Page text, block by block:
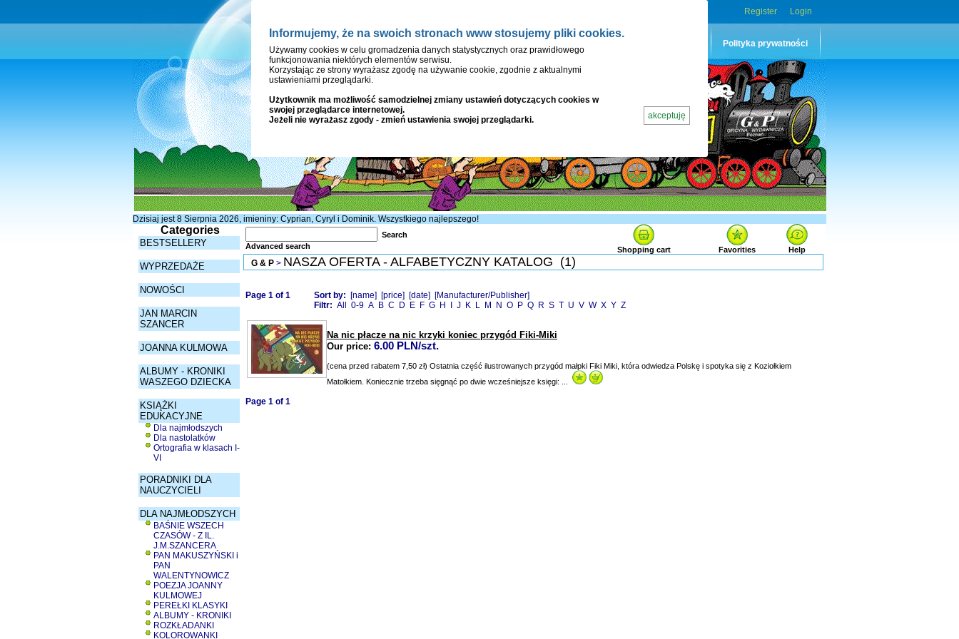
Register Login
Polityka prywatności
Dzisiaj jest 8 Sierpnia 2026, imieniny: Cyprian, Cyryl i Dominik. Wszystkiego najlepszego!
Categories
BESTSELLERY
WYPRZEDAŻE
NOWOŚCI
JAN MARCIN
SZANCER
JOANNA KULMOWA
ALBUMY - KRONIKI
WASZEGO DZIECKA
KSIĄŻKI
EDUKACYJNE
Dla najmłodszych
Dla nastolatków
Ortografia w klasach I-
VI
PORADNIKI DLA
NAUCZYCIELI
DLA NAJMŁODSZYCH
BAŚNIE WSZECH
CZASÓW - Z IL.
J.M.SZANCERA
PAN MAKUSZYŃSKI i
PAN
WALENTYNOWICZ
POEZJA JOANNY
KULMOWEJ
PEREŁKI KLASYKI
ALBUMY - KRONIKI
ROZKŁADANKI
KOLOROWANKI
Search
Advanced search
Shopping cart Favorities Help
G & P > NASZA OFERTA - ALFABETYCZNY KATALOG (1)
Page 1 of 1 Sort by: [name] [price] [date] [Manufacturer/Publisher]
Filtr: All 0-9 A B C D E F G H J K L M N O P Q R S T U V W X Y Z
Na nic płacze na nic krzyki koniec przygód Fiki-Miki
Our price: 6.00 PLN/szt.
(cena przed rabatem 7,50 zł) Ostatnia część ilustrowanych przygód małpki Fiki Miki, która odwiedza Polskę i spotyka się z Koziołkiem
Matołkiem. Koniecznie trzeba sięgnąć po dwie wcześniejsze księgi: ...
Page 1 of 1
Informujemy, że na swoich stronach www stosujemy pliki cookies.
akceptuję
Używamy cookies w celu gromadzenia danych statystycznych oraz prawidłowego
funkcjonowania niektórych elementów serwisu.
Korzystając ze strony wyrażasz zgodę na używanie cookie, zgodnie z aktualnymi
ustawieniami przeglądarki.
Użytkownik ma możliwość samodzielnej zmiany ustawień dotyczących cookies w
swojej przeglądarce internetowej.
Jeżeli nie wyrażasz zgody - zmień ustawienia swojej przeglądarki.